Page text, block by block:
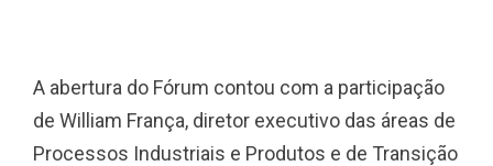
A abertura do Fórum contou com a participação
de William França, diretor executivo das áreas de
Processos Industriais e Produtos e de Transição